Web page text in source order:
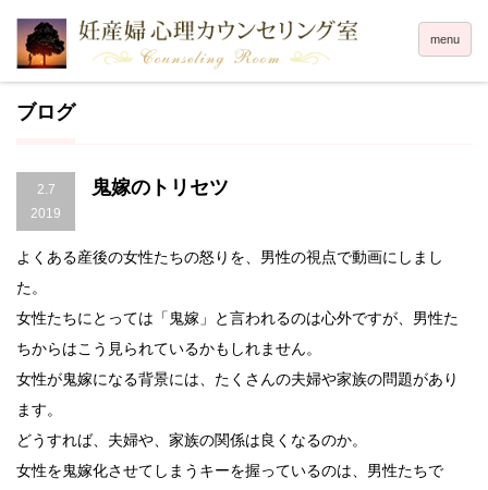
menu
ブログ
2.7
2019
鬼嫁のトリセツ
よくある産後の女性たちの怒りを、男性の視点で動画にしまし
た。
女性たちにとっては「鬼嫁」と言われるのは心外ですが、男性た
ちからはこう見られているかもしれません。
女性が鬼嫁になる背景には、たくさんの夫婦や家族の問題があり
ます。
どうすれば、夫婦や、家族の関係は良くなるのか。
女性を鬼嫁化させてしまうキーを握っているのは、男性たちで